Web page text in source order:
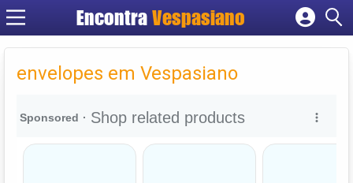
Encontra Vespasiano
Cadastrar empresa
Criar conta
envelopes em Vespasiano